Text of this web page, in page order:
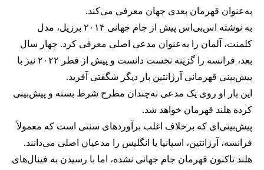
به‌عنوان قهرمان بعدی جهان معرفی می‌کند.
به نوشته اس‌بی‌اس پیش از جام جهانی ۲۰۱۴ برزیل، مدل
کلمنت، آلمان را به‌عنوان مدعی اصلی معرفی کرد. چهار سال
بعد، فرانسه را گزینه نخست دانست و پیش از قطر ۲۰۲۲ نیز با
پیش‌بینی قهرمانی آرژانتین بار دیگر شگفتی آفرید.
این بار او روی یک مدعی نه‌چندان مطرح شرط بسته و پیش‌بینی
کرده هلند قهرمان خواهد شد.
پیش‌بینی‌ای که برخلاف اغلب برآوردهای سنتی است که معمولاً
فرانسه، آرژانتین، اسپانیا یا انگلیس را مدعیان اصلی می‌دانند.
هلند تاکنون قهرمان جام جهانی نشده، اما با رسیدن به فینال‌های